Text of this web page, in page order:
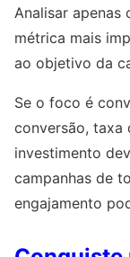
Analisar apenas
métrica mais
ao objetivo da
Se o foco é
conversão, taxa
investimento
campanhas de
engajamento